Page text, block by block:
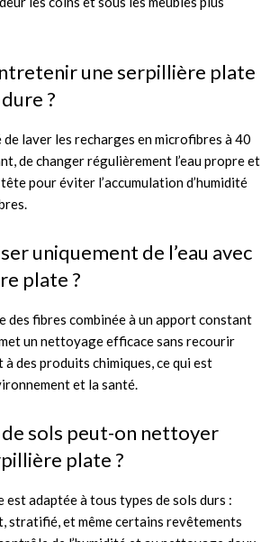
une serpillière plate
?
de laver les recharges en microfibres à 40
de changer régulièrement l’eau propre et
pour éviter l’accumulation d’humidité
uniquement de l’eau avec
plate ?
des fibres combinée à un apport constant
un nettoyage efficace sans recourir
des produits chimiques, ce qui est
et la santé.
sols peut-on nettoyer
plate ?
est adaptée à tous types de sols durs :
stratifié, et même certains revêtements